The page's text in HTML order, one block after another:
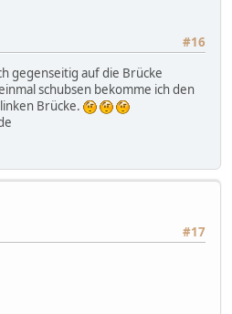
#16
gegenseitig auf die Brücke
schubsen bekomme ich den
Brücke.
#17